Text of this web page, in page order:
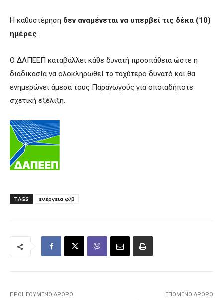
Η καθυστέρηση δεν αναμένεται να υπερβεί τις δέκα (10)
ημέρες.
Ο ΔΑΠΕΕΠ καταβάλλει κάθε δυνατή προσπάθεια ώστε η
διαδικασία να ολοκληρωθεί το ταχύτερο δυνατό και θα
ενημερώνει άμεσα τους Παραγωγούς για οποιαδήποτε
σχετική εξέλιξη.
TAGS ενέργεια φ/β
ΠΡΟΗΓΟΎΜΕΝΟ ΆΡΘΡΟ ΕΠΌΜΕΝΟ ΆΡΘΡΟ